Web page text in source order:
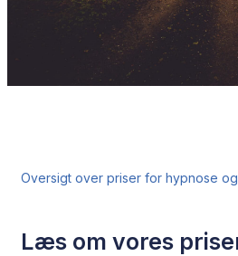
Oversigt over priser for hypnose
Læs om vores